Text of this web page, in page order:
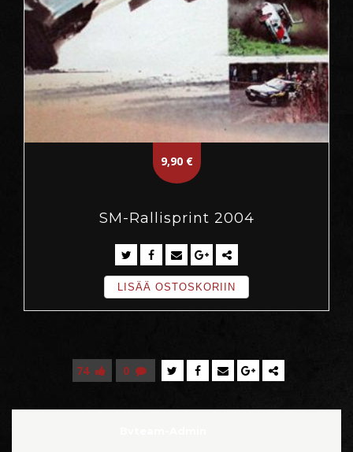
9,90 €
SM-Rallisprint 2004
LISÄÄ OSTOSKORIIN
74 0